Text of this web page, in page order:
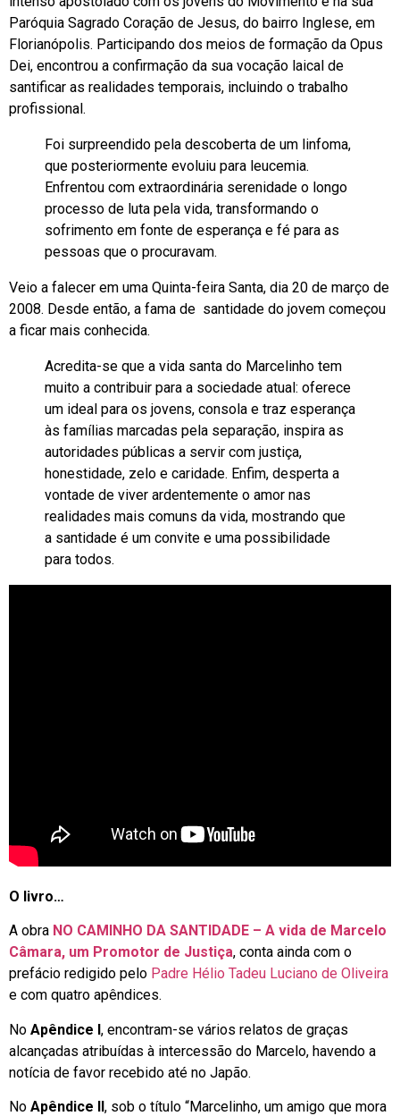
Paróquia Sagrado Coração de Jesus, do bairro Inglese, em
Florianópolis. Participando dos meios de formação da Opus
Dei, encontrou a confirmação da sua vocação laical de
santificar as realidades temporais, incluindo o trabalho
profissional.
Foi surpreendido pela descoberta de um linfoma,
que posteriormente evoluiu para leucemia.
Enfrentou com extraordinária serenidade o longo
processo de luta pela vida, transformando o
sofrimento em fonte de esperança e fé para as
pessoas que o procuravam.
Veio a falecer em uma Quinta-feira Santa, dia 20 de março de
2008. Desde então, a fama de santidade do jovem começou
a ficar mais conhecida.
Acredita-se que a vida santa do Marcelinho tem
muito a contribuir para a sociedade atual: oferece
um ideal para os jovens, consola e traz esperança
às famílias marcadas pela separação, inspira as
autoridades públicas a servir com justiça,
honestidade, zelo e caridade. Enfim, desperta a
vontade de viver ardentemente o amor nas
realidades mais comuns da vida, mostrando que
a santidade é um convite e uma possibilidade
para todos.
O livro…
A obra NO CAMINHO DA SANTIDADE – A vida de Marcelo
Câmara, um Promotor de Justiça, conta ainda com o
prefácio redigido pelo Padre Hélio Tadeu Luciano de Oliveira
e com quatro apêndices.
No Apêndice I, encontram-se vários relatos de graças
alcançadas atribuídas à intercessão do Marcelo, havendo a
notícia de favor recebido até no Japão.
No Apêndice II, sob o título “Marcelinho, um amigo que mora